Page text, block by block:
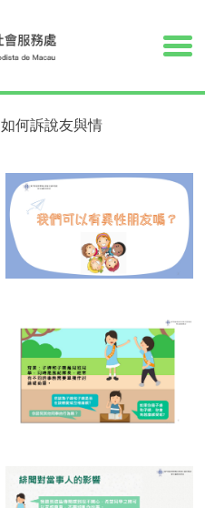
如何訴說友與情